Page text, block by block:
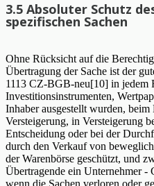
3.5 Absoluter Schutz
spezifischen Sachen
Ohne Rücksicht auf die
Übertragung der Sache ist der
1113 CZ-BGB-neu[10] in jedem
Investitionsinstrumenten,
Inhaber ausgestellt wurden,
Versteigerung, in Versteigerung
Entscheidung oder bei der
durch den Verkauf von
der Warenbörse geschützt, und
Übertragende ein Unternehmer -